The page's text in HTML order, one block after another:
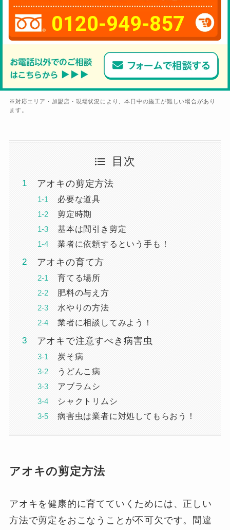
0120-949-857
※対応エリア・加盟店・現場状況により、本日中の施工が難しい場合があり
ます。
目次
アオキの剪定方法
必要な道具
剪定時期
基本は間引き剪定
業者に依頼するという手も！
アオキの育て方
育てる場所
肥料の与え方
水やりの方法
業者に相談してみよう！
アオキで注意すべき病害虫
炭そ病
うどんこ病
アブラムシ
シャクトリムシ
病害虫は業者に対処してもらおう！
アオキの剪定方法
アオキを健康的に育てていくためには、正しい
方法で剪定をおこなうことが不可欠です。間違